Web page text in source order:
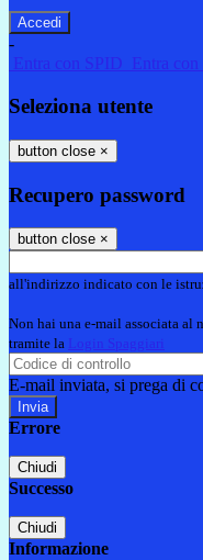
-
Entra con SPID
Entra
Seleziona utente
button close ×
Recupero password
button close ×
all'indirizzo indicato con le
Non hai una e-mail associata al
tramite la Login Spaggiari
E-mail inviata, si prega di
Errore
Chiudi
Successo
Chiudi
Informazione